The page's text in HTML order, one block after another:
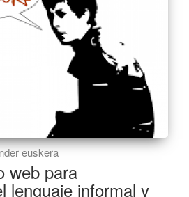
euskera
web para
lenguaje informal y